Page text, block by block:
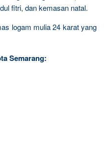
fitri, dan kemasan natal.
logam mulia 24 karat yang
Semarang: